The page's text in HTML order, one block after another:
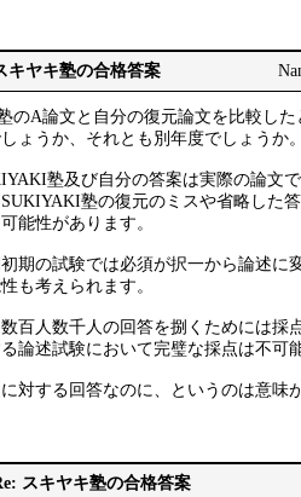
キヤキ塾の合格答案
のA論文と自分の復元論文を比較し
ょうか、それとも別年度でしょうか
塾及び自分の答案は実際の論文
塾の復元のミスや省略した
能性があります。
期の試験では必須が択一から論述
も考えられます。
百人数千人の回答を捌くためには採
論述試験において完璧な採点は不可
対する回答なのに、というのは意味
スキヤキ塾の合格答案